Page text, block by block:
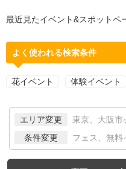
最近見たイベント&スポットペ
よく使われる検索条件
花イベント 体験イベント
エリア変更 東京、大阪市
条件変更 フェス、無料